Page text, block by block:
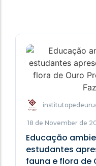
18 de November de
Educação
estudantes
fauna e flora de